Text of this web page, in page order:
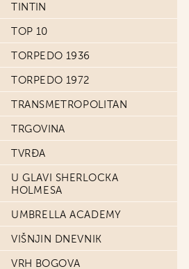
TINTIN
TOP 10
TORPEDO 1936
TORPEDO 1972
TRANSMETROPOLITAN
TRGOVINA
TVRĐA
U GLAVI SHERLOCKA
HOLMESA
UMBRELLA ACADEMY
VIŠNJIN DNEVNIK
VRH BOGOVA